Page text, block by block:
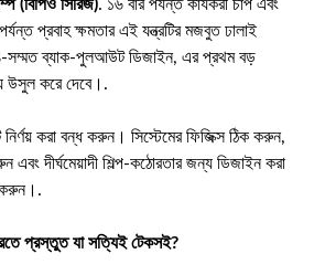
(বিপিও সিরিজ). ১৬ বার পর্যন্ত কার্যকরী চাপ এবং
প্রবাহ ক্ষমতার এই যন্ত্রটির মজবুত ঢালাই
সম্মত ব্যাক-পুলআউট ডিজাইন, এর প্রথম বড়
উসুল করে দেবে।.
করা বন্ধ করুন। সিস্টেমের ফিজিক্স ঠিক করুন,
এবং দীর্ঘমেয়াদী শিল্প-কঠোরতার জন্য ডিজাইন করা
করুন।.
প্রস্তুত যা সত্যিই টেকসই?